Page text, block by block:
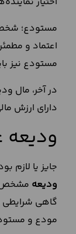
مستودع؛
اعتماد و
مستودع نیز
در آخر، مال
دارای ارزش
ودیعه
جایز یا لازم
ودیعه مشخص
گاهی شرایطی
مودع و